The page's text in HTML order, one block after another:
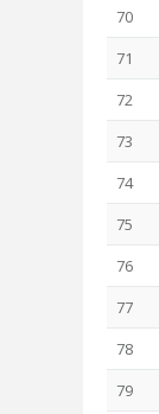
70
71
72
73
74
75
76
77
78
79